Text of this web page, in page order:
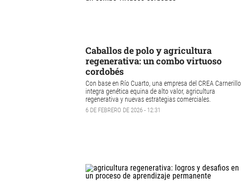
Caballos de polo y agricultura
regenerativa: un combo virtuoso
cordobés
Con base en Río Cuarto, una empresa del CREA Carnerillo
integra genética equina de alto valor, agricultura
regenerativa y nuevas estrategias comerciales.
6 DE FEBRERO DE 2026 - 12:31